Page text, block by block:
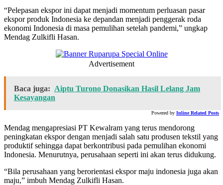
“Pelepasan ekspor ini dapat menjadi momentum perluasan pasar
ekspor produk Indonesia ke depandan menjadi penggerak roda
ekonomi Indonesia di masa pemulihan setelah pandemi,” ungkap
Mendag Zulkifli Hasan.
Advertisement
Baca juga: Aiptu Turono Donasikan Hasil Lelang Jam
Kesayangan
Powered by Inline Related Posts
Mendag mengapresiasi PT Kewalram yang terus mendorong
peningkatan ekspor dengan menjadi salah satu produsen tekstil yang
produktif sehingga dapat berkontribusi pada pemulihan ekonomi
Indonesia. Menurutnya, perusahaan seperti ini akan terus didukung.
“Bila perusahaan yang berorientasi ekspor maju indonesia juga akan
maju,” imbuh Mendag Zulkifli Hasan.